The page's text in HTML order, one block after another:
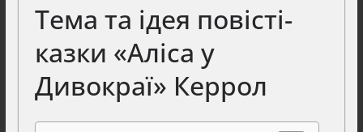
Тема та ідея повісті-
казки «Аліса у
Дивокраї» Керрол